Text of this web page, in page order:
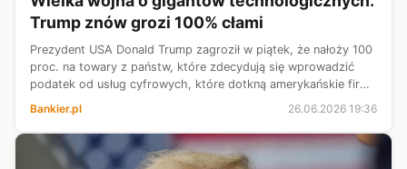
Trump znów grozi 100% cłami
Prezydent USA Donald Trump zagroził w piątek, że nałoży 100
proc. na towary z państw, które zdecydują się wprowadzić
podatek od usług cyfrowych, które dotkną amerykańskie firmy
zawartych wcześniej...
Bankier.pl 26.06.2026 19:36